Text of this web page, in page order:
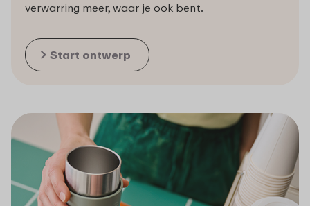
verwarring meer, waar je ook bent.
Start ontwerp